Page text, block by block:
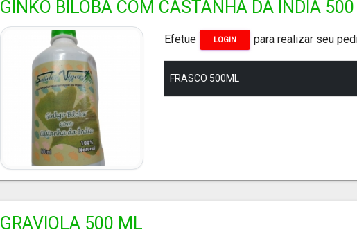
GINKO BILOBA COM CASTANHA DA ÍNDIA
Efetue LOGIN para realizar seu
FRASCO 500ML
GRAVIOLA 500 ML